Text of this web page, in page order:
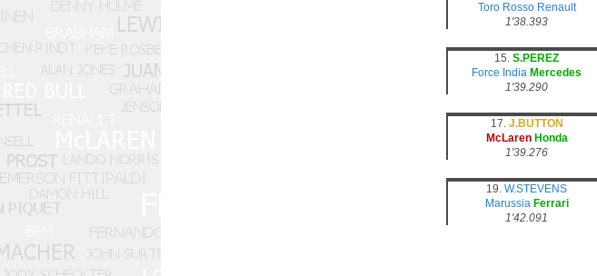
Toro Rosso Renault
1'38.393
15. S.PEREZ
Force India Mercedes
1'39.290
17. J.BUTTON
McLaren Honda
1'39.276
19. W.STEVENS
Marussia Ferrari
1'42.091